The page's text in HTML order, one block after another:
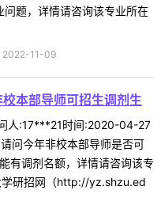
题，详情请咨询该专业所在
2022-11-09
本部导师可招生调剂生
人:17***21时间:2020-04-27
问今年非校本部导师是否可
有调剂名额，详情请咨询该专
学研招网（http://yz.shzu.ed